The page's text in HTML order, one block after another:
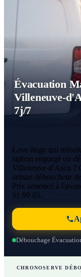
Évacuation
Villeneuve-
7j/7
Lave-linge qui
siphon engorgé ou
Villeneuve-d'Ascq ?
artisan déboucheur
Prix annoncé à
51 99 85.
Débouchage
CHRONOSERVE